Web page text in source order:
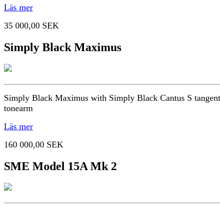
Läs mer
35 000,00 SEK
Simply Black Maximus
Simply Black Maximus with Simply Black Cantus S
tonearm
Läs mer
160 000,00 SEK
SME Model 15A Mk 2